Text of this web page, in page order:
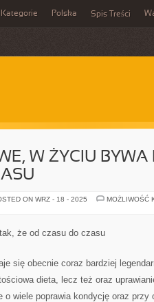
Kategorie Polska Spis Treści
W ŻYCIU
ON WRZ - 18 - 2025
MOŻLIWOŚĆ
że od czasu do czasu
się obecnie coraz bardziej
dieta, lecz też oraz
wiele poprawia kondycję oraz przy